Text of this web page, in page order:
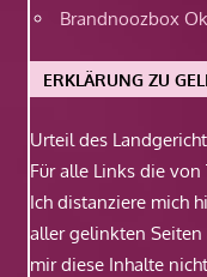
Brandnoozbox
ERKLÄRUNG ZU
Urteil des
Für alle Links die
Ich distanziere mich
aller gelinkten
mir diese Inhalte